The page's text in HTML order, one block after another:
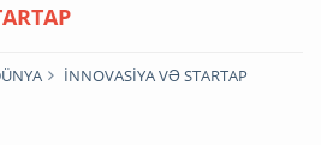
İNNOVASİYA VƏ STARTAP